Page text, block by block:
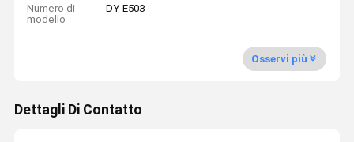
Numero di
modello
DY-E503
Osservi più
Dettagli Di Contatto